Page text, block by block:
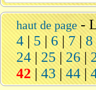
haut de page-
4 |5 |6|7 |8
24|25|26|
42|43|44|